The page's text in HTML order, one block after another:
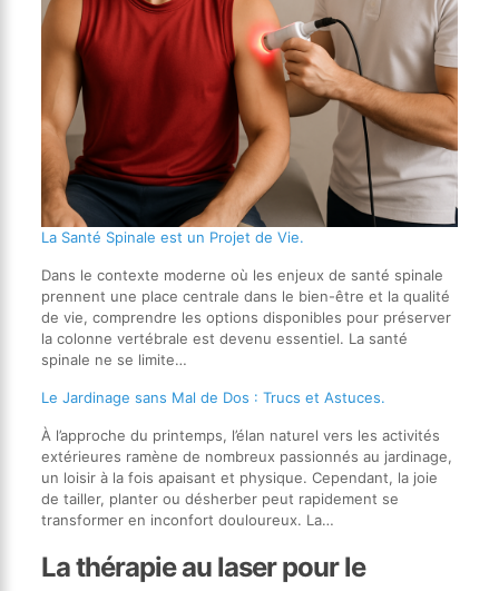
La Santé Spinale est un Projet de Vie.
Dans le contexte moderne où les enjeux de santé spinale
prennent une place centrale dans le bien-être et la qualité
de vie, comprendre les options disponibles pour préserver
la colonne vertébrale est devenu essentiel. La santé
spinale ne se limite…
Le Jardinage sans Mal de Dos : Trucs et Astuces.
À l’approche du printemps, l’élan naturel vers les activités
extérieures ramène de nombreux passionnés au jardinage,
un loisir à la fois apaisant et physique. Cependant, la joie
de tailler, planter ou désherber peut rapidement se
transformer en inconfort douloureux. La…
La thérapie au laser pour le